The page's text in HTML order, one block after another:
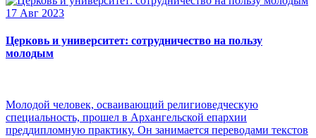
17 Авг 2023
Церковь и университет: сотрудничество на пользу
молодым
Молодой человек, осваивающий религиоведческую
специальность, прошел в Архангельской епархии
преддипломную практику. Он занимается переводами текстов